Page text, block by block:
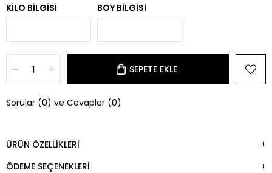
KILO BILGISI BOY BILGISI
Sorular (0) ve Cevaplar (0)
ÜRÜN ÖZELLIKLERI
ÖDEME SEÇENEKLERI